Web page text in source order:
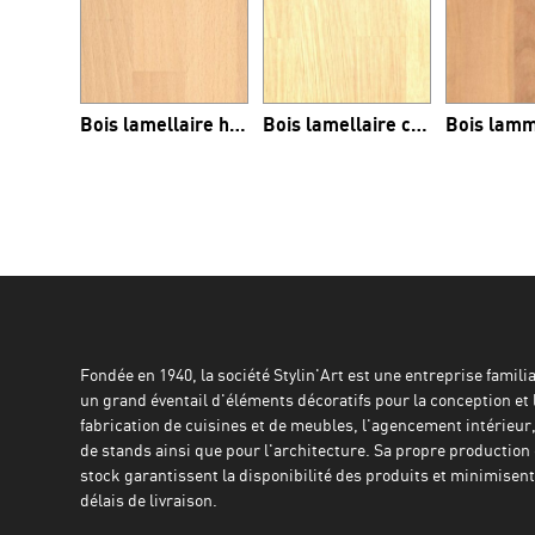
Bois lamellaire hêtre massif Bois lamellaire chêne massif
Fondée en 1940, la société Stylin'Art est une entreprise
un grand éventail d'éléments décoratifs pour la conception et
fabrication de cuisines et de meubles, l'agencement
de stands ainsi que pour l'architecture. Sa propre production
stock garantissent la disponibilité des produits et
délais de livraison.